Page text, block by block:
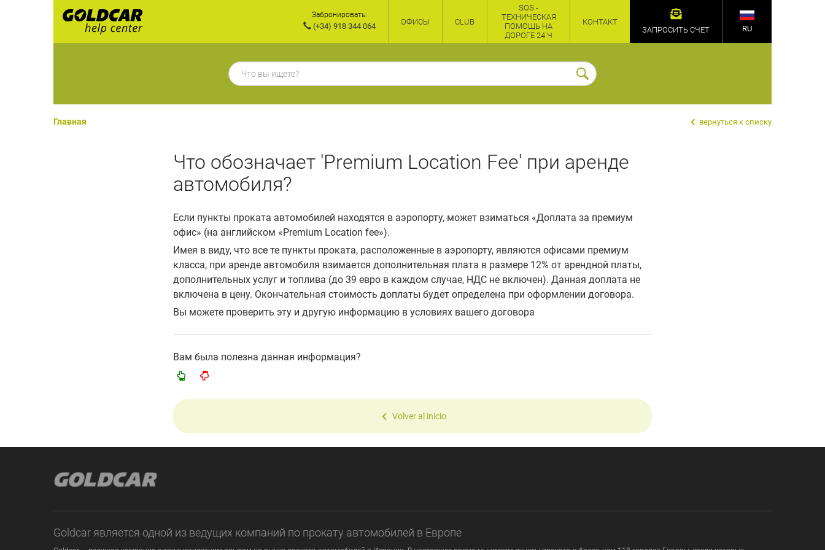
Забронировать:
(+34) 918 344 064 ОФИСЫ CLUB
SOS -
ТЕХНИЧЕСКАЯ
ПОМОЩЬ НА
ДОРОГЕ 24 Ч
КОНТАКТ
ЗАПРОСИТЬ СЧЕТ
RU
Главная вернуться к списку
​Что обозначает 'Premium Location Fee' при аренде
автомобиля?
Если пункты проката автомобилей находятся в аэропорту, может взиматься «Доплата за премиум
офис» (на английском «Premium Location fee»).
Имея в виду, что все те пункты проката, расположенные в аэропорту, являются офисами премиум
класса, при аренде автомобиля взимается дополнительная плата в размере 12% от арендной платы,
дополнительных услуг и топлива (до 39 евро в каждом случае, НДС не включен). Данная доплата не
включена в цену. Окончательная стоимость доплаты будет определена при оформлении договора.
Вы можете проверить эту и другую информацию в условиях вашего договора
Вам была полезна данная информация?
Volver al inicio
Goldcar является одной из ведущих компаний по прокату автомобилей в Европе